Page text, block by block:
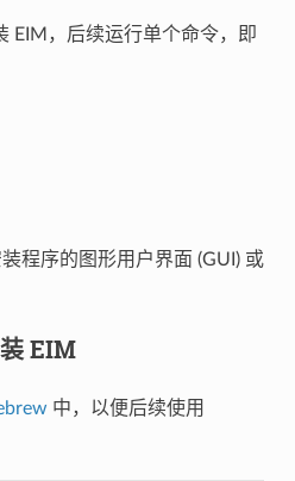
EIM，后续运行单个命令，即
程序的图形用户界面 (GUI) 或
EIM
中，以便后续使用